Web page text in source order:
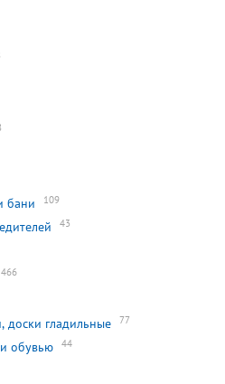
бани 109
43
466
доски гладильные 77
обувью 44